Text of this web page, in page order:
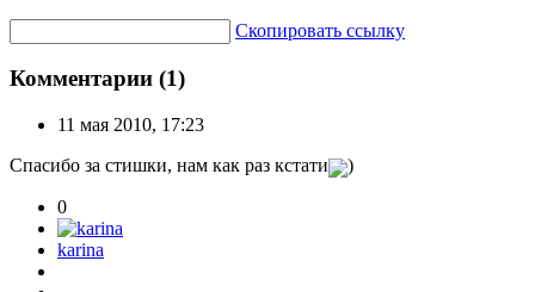
Скопировать ссылку
Комментарии (1)
11 мая 2010, 17:23
Спасибо за стишки, нам как раз кстати
)
0
karina